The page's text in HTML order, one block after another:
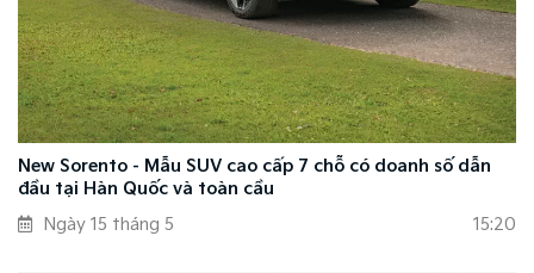
New Sorento - Mẫu SUV cao cấp 7 chỗ có doanh số dẫn
đầu tại Hàn Quốc và toàn cầu
Ngày 15 tháng 5
15:20